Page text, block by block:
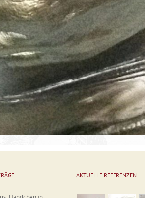
AKTUELLE REFERENZEN